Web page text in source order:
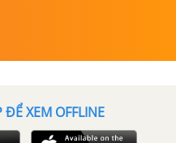
ĐỂ XEM OFFLINE